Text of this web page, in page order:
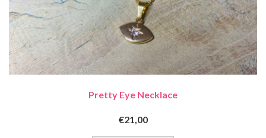
Pretty Eye Necklace
€21,00